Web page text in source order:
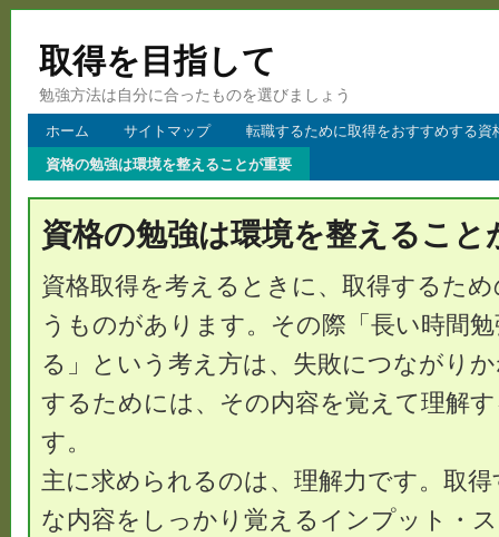
取得を目指して
勉強方法は自分に合ったものを選びましょう
ホーム サイトマップ
転職するために取得をおすすめする資
資格の勉強は環境を整えることが重要
資格の勉強は環境を整えること
資格取得を考えるときに、取得するた
うものがあります。その際「長い時間
る」という考え方は、失敗につながり
するためには、その内容を覚えて理解
す。
主に求められるのは、理解力です。取
な内容をしっかり覚えるインプット・